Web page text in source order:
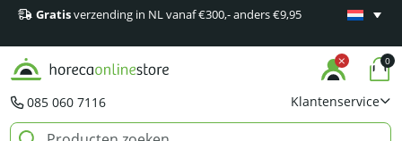
Gratisverzending in NL vanaf €300,- anders €9,95
Minimaal
085 060 7116 Klantenservice
0